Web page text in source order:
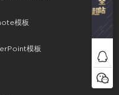
模板
模板